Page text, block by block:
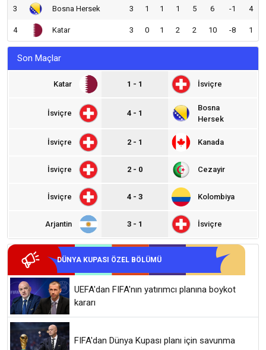
3 Bosna Hersek 3 1 1 1 5 6 -1 4
4 Katar 3 0 1 2 2 10 -8 1
Son Maçlar
Katar 1 - 1 İsviçre
İsviçre 4 - 1
Bosna
Hersek
İsviçre 2 - 1 Kanada
İsviçre 2 - 0 Cezayir
İsviçre 4 - 3 Kolombiya
Arjantin 3 - 1 İsviçre
DÜNYA KUPASI ÖZEL BÖLÜMÜ
UEFA'dan FIFA'nın yatırımcı planına boykot
kararı
FIFA'dan Dünya Kupası planı için savunma